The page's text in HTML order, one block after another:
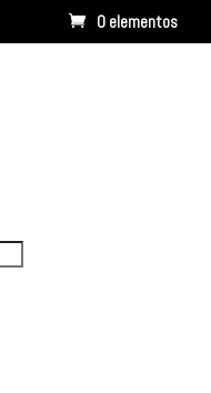
0 elementos